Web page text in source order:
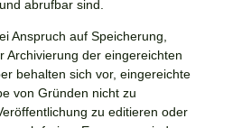
abrufbar sind.
Anspruch auf Speicherung,
Archivierung der eingereichten
behalten sich vor, eingereichte
von Gründen nicht zu
zu editieren oder